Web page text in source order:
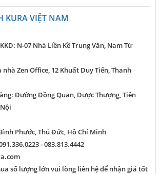
KURA VIỆT NAM
N-07 Nhà Liền Kề Trung Văn, Nam Từ
nhà Zen Office, 12 Khuất Duy Tiến, Thanh
Đường Đồng Quan, Dược Thượng, Tiên
Phước, Thủ Đức, Hồ Chí Minh
- 083.813.4442
số lượng lớn vui lòng liên hệ để nhận giá tốt